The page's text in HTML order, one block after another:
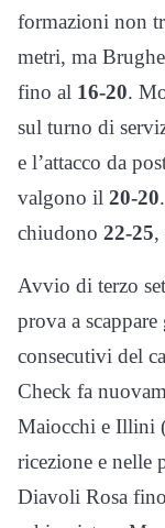
formazioni non
metri, ma
fino al 16-20.
sul turno di
e l’attacco da
valgono il 20-20
chiudono 22-25,
Avvio di terzo
prova a
consecutivi del
Check fa
Maiocchi e Illini
ricezione e nelle
Diavoli Rosa